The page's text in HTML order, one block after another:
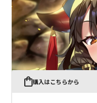
購入はこちらから